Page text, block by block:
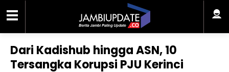
Dari Kadishub hingga ASN, 10
Tersangka Korupsi PJU Kerinci